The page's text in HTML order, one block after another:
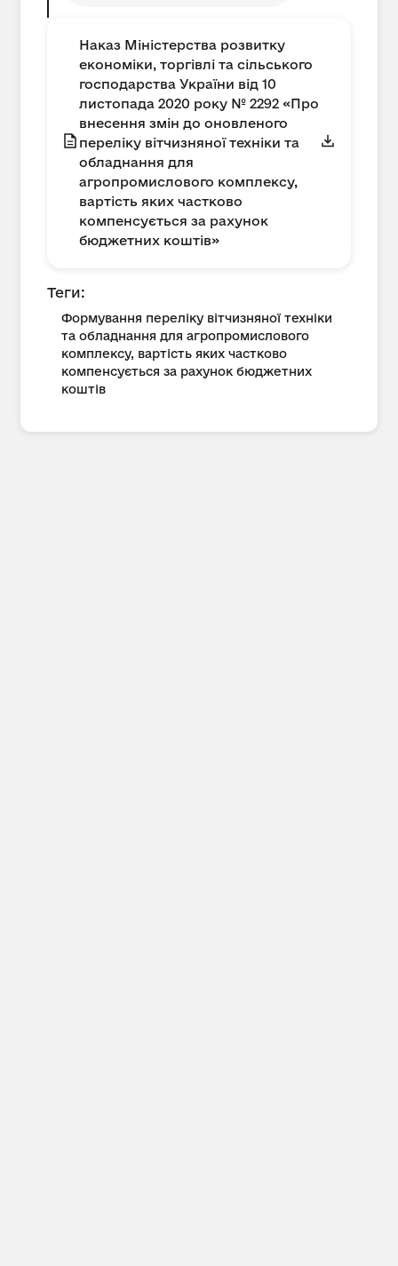
Наказ Міністерства розвитку
економіки, торгівлі та сільського
господарства України від 10
листопада 2020 року № 2292 «Про
внесення змін до оновленого
переліку вітчизняної техніки та
обладнання для
агропромислового комплексу,
вартість яких частково
компенсується за рахунок
бюджетних коштів»
Теги:
Формування переліку вітчизняної техніки
та обладнання для агропромислового
комплексу, вартість яких частково
компенсується за рахунок бюджетних
коштів